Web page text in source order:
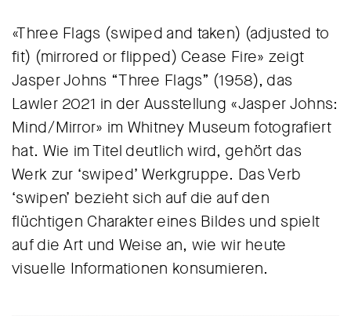
«Three Flags (swiped and taken) (adjusted to
fit) (mirrored or flipped) Cease Fire» zeigt
Jasper Johns “Three Flags” (1958), das
Lawler 2021 in der Ausstellung «Jasper Johns:
Mind/Mirror» im Whitney Museum fotografiert
hat. Wie im Titel deutlich wird, gehört das
Werk zur ‘swiped’ Werkgruppe. Das Verb
‘swipen’ bezieht sich auf die auf den
flüchtigen Charakter eines Bildes und spielt
auf die Art und Weise an, wie wir heute
visuelle Informationen konsumieren.